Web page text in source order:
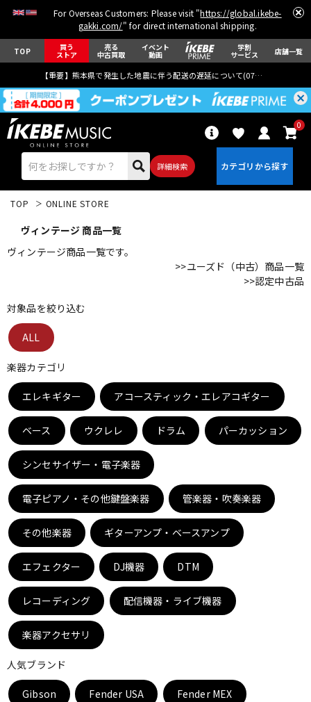
For Overseas Customers: Please visit "https://global.ikebe-
gakki.com/" for direct international shipping.
TOP 買う
ストア
売る
中古買取
イベント
動画
学割
サービス 店舗一覧
【重要】熊本県で発生した地震に伴う配送の遅延について(07月29日
詳細検索
0
アコギ/エレアコ
ドラム パーカッション
キーボード 電子ピアノ
管楽器 その他楽器
アンプ エフェクター
DJ機器 DTM
DTM オンライン納品
配信/ライブ機器 楽器アクセサリ
TOP ONLINE STORE
ヴィンテージ 商品一覧
ヴィンテージ商品一覧です。
>>ユーズド（中古）商品一覧
>>認定中古品
対象品を絞り込む
ALL
楽器カテゴリ
エレキギター アコースティック・エレアコギター
ベース ウクレレ ドラム パーカッション
シンセサイザー・電子楽器
電子ピアノ・その他鍵盤楽器 管楽器・吹奏楽器
その他楽器 ギターアンプ・ベースアンプ
エフェクター DJ機器 DTM
レコーディング 配信機器・ライブ機器
楽器アクセサリ
人気ブランド
Gibson Fender USA Fender MEX